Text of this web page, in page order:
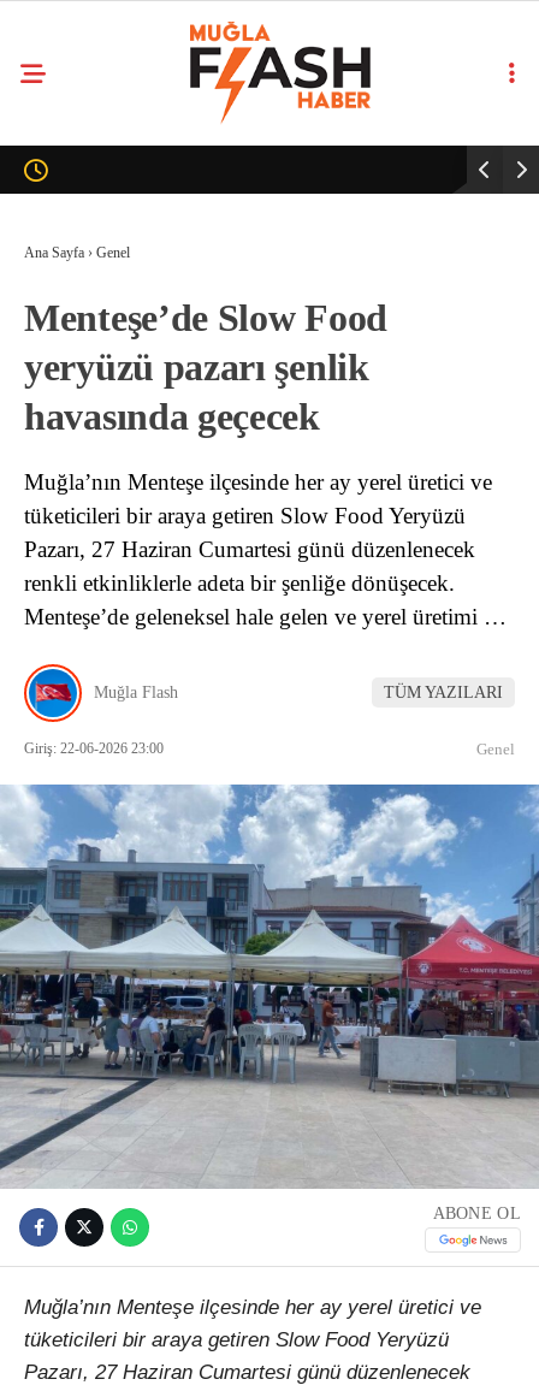
Ana Sayfa › Genel
Menteşe’de Slow Food
yeryüzü pazarı şenlik
havasında geçecek
Muğla’nın Menteşe ilçesinde her ay yerel üretici ve
tüketicileri bir araya getiren Slow Food Yeryüzü
Pazarı, 27 Haziran Cumartesi günü düzenlenecek
renkli etkinliklerle adeta bir şenliğe dönüşecek.
Menteşe’de geleneksel hale gelen ve yerel üretimi …
Muğla Flash TÜM YAZILARI
Giriş: 22-06-2026 23:00 Genel
ABONE OL
Muğla’nın Menteşe ilçesinde her ay yerel üretici ve
tüketicileri bir araya getiren Slow Food Yeryüzü
Pazarı, 27 Haziran Cumartesi günü düzenlenecek